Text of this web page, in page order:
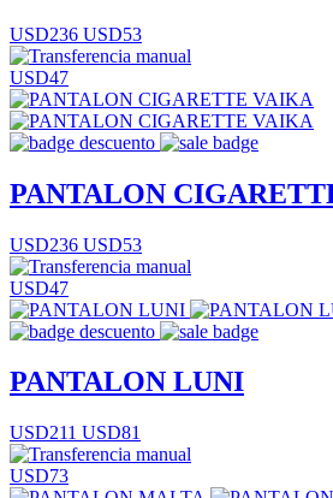
USD236 USD53
USD47
PANTALON
USD236 USD53
USD47
PANTALON LUNI
USD211 USD81
USD73